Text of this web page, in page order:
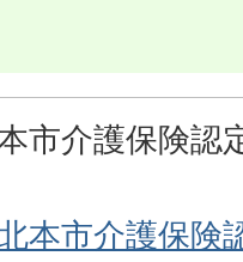
市介護保険認
本市介護保険